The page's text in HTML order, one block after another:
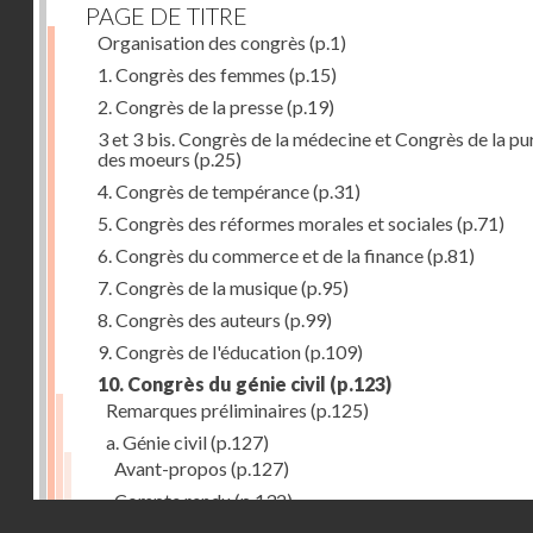
PAGE DE TITRE
Organisation des congrès (p.1)
1. Congrès des femmes (p.15)
2. Congrès de la presse(p.19)
3 et 3 bis. Congrès de la médecine et Congrès de la
des moeurs (p.25)
4. Congrès de tempérance(p.31)
5. Congrès des réformes morales et sociales (p.71)
6. Congrès du commerce et de la finance(p.81)
7. Congrès de la musique(p.95)
8. Congrès des auteurs (p.99)
9. Congrès de l'éducation(p.109)
10. Congrès du génie civil (p.123)
Remarques préliminaires (p.125)
a. Génie civil(p.127)
Avant-propos (p.127)
Compte rendu(p.132)